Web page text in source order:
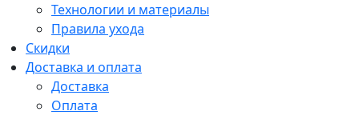
Технологии и материалы
Правила ухода
Скидки
Доставка и оплата
Доставка
Оплата